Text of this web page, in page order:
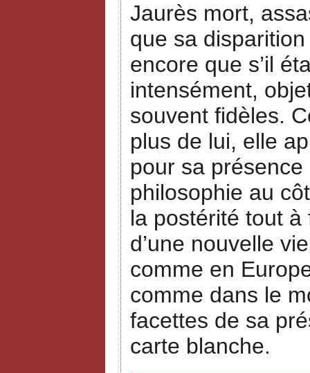
Jaurès mort,
que sa
encore que s’il
intensément,
souvent fidèles.
plus de lui, elle
pour sa présence
philosophie au
la postérité tout
d’une nouvelle
comme en
comme dans le
facettes de sa
carte blanche.